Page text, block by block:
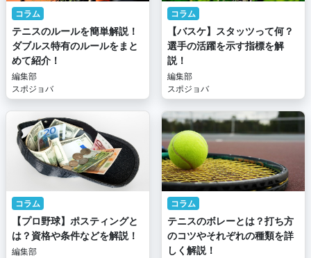
コラム
テニスのルールを簡単解説！
ダブルス特有のルールをまと
めて紹介！
編集部
スポジョバ
コラム
【バスケ】スタッツって何？
選手の活躍を示す指標を解
説！
編集部
スポジョバ
コラム
【プロ野球】ポスティングと
は？資格や条件などを解説！
編集部
コラム
テニスのボレーとは？打ち方
のコツやそれぞれの種類を詳
しく解説！